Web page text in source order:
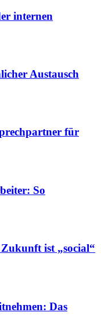
internen
Austausch
für
So
ist „social“
Das